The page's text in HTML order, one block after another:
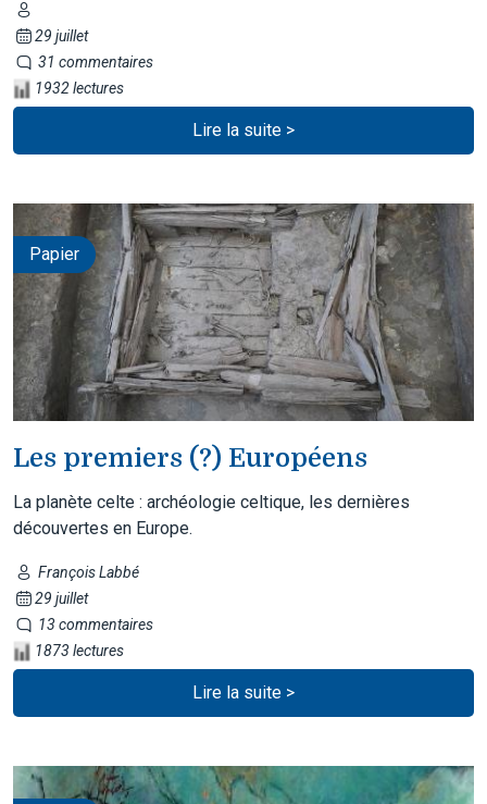
29 juillet
31 commentaires
1932 lectures
Lire la suite >
Papier
Les premiers (?) Européens
La planète celte : archéologie celtique, les dernières
découvertes en Europe.
François Labbé
29 juillet
13 commentaires
1873 lectures
Lire la suite >